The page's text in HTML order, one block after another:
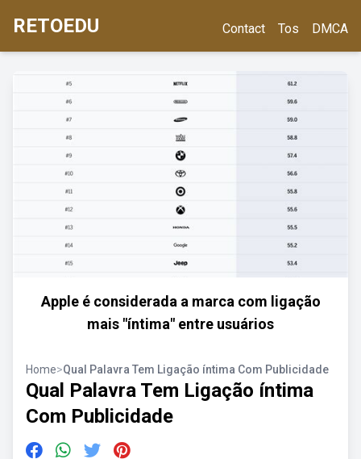
RETOEDU Contact Tos DMCA
Apple é considerada a marca com ligação
mais "íntima" entre usuários
Home>Qual Palavra Tem Ligação íntima Com Publicidade
Qual Palavra Tem Ligação íntima
Com Publicidade